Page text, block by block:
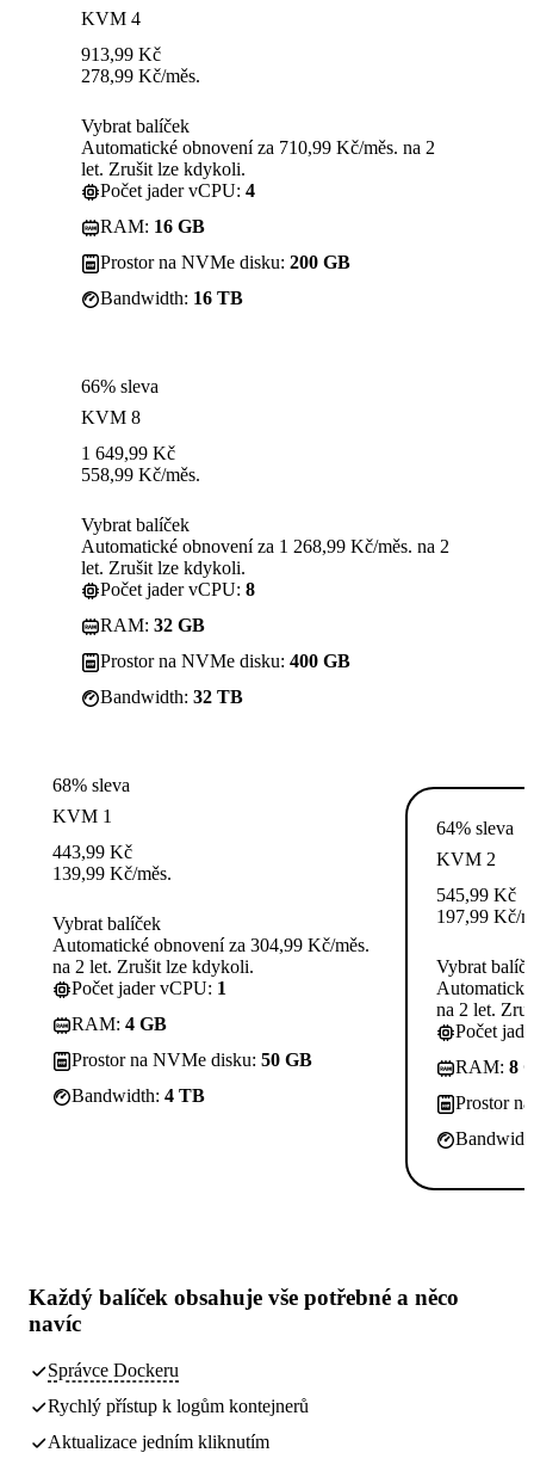
KVM 4
913,99 Kč
278,99 Kč/měs.
Vybrat balíček
Automatické obnovení za 710,99 Kč/měs. na 2
let. Zrušit lze kdykoli.
Počet jader vCPU: 4
RAM: 16 GB
Prostor na NVMe disku: 200 GB
Bandwidth: 16 TB
66% sleva
KVM 8
1 649,99 Kč
558,99 Kč/měs.
Vybrat balíček
Automatické obnovení za 1 268,99 Kč/měs. na 2
let. Zrušit lze kdykoli.
Počet jader vCPU: 8
RAM: 32 GB
Prostor na NVMe disku: 400 GB
Bandwidth: 32 TB
68% sleva
KVM 1
443,99 Kč
139,99 Kč/měs.
Vybrat balíček
Automatické obnovení za 304,99 Kč/měs.
na 2 let. Zrušit lze kdykoli.
Počet jader vCPU: 1
RAM: 4 GB
Prostor na NVMe disku: 50 GB
Bandwidth: 4 TB
64% sleva
KVM 2
545,99 Kč
197,99 Kč/
Vybrat
na 2 let.
Počet
RAM: 8
Prostor
Každý balíček obsahuje vše potřebné a něco
navíc
Správce Dockeru
Rychlý přístup k logům kontejnerů
Aktualizace jedním kliknutím